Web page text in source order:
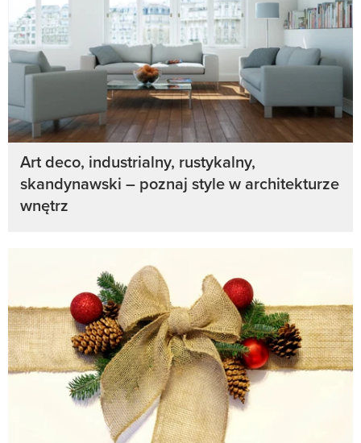
Art deco, industrialny, rustykalny,
skandynawski – poznaj style w architekturze
wnętrz